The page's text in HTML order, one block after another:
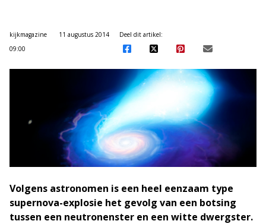
kijkmagazine
11 augustus 2014
09:00
Deel dit artikel:
Volgens astronomen is een heel eenzaam type
supernova-explosie het gevolg van een botsing
tussen een neutronenster en een witte dwergster.